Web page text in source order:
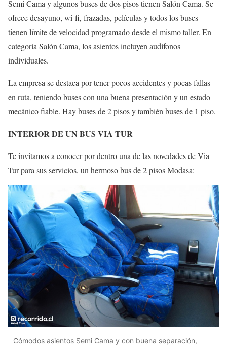
Semi Cama y algunos buses de dos pisos tienen Salón Cama. Se
ofrece desayuno, wi-fi, frazadas, películas y todos los buses
tienen límite de velocidad programado desde el mismo taller. En
categoría Salón Cama, los asientos incluyen audífonos
individuales.
La empresa se destaca por tener pocos accidentes y pocas fallas
en ruta, teniendo buses con una buena presentación y un estado
mecánico fiable. Hay buses de 2 pisos y también buses de 1 piso.
INTERIOR DE UN BUS VIA TUR
Te invitamos a conocer por dentro una de las novedades de Via
Tur para sus servicios, un hermoso bus de 2 pisos Modasa:
Cómodos asientos Semi Cama y con buena separación,